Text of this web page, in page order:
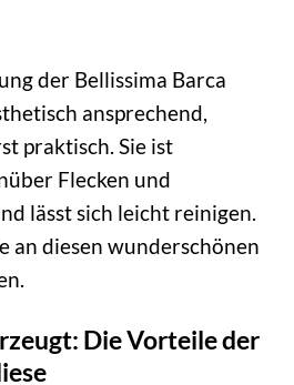
der Bellissima Barca
ansprechend,
praktisch. Sie ist
Flecken und
lässt sich leicht reinigen.
an diesen wunderschönen
Die Vorteile der